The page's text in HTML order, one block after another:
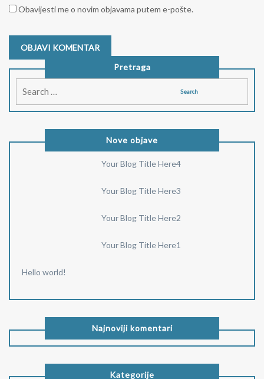
Obavijesti me o novim objavama putem e-pošte.
Pretraga
Nove objave
Your Blog Title Here4
Your Blog Title Here3
Your Blog Title Here2
Your Blog Title Here1
Hello world!
Najnoviji komentari
Kategorije